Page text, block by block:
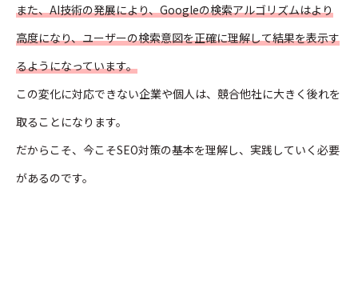
また、AI技術の発展により、Googleの検索アルゴリズムはより
高度になり、ユーザーの検索意図を正確に理解して結果を表示す
るようになっています。
この変化に対応できない企業や個人は、競合他社に大きく後れを
取ることになります。
だからこそ、今こそSEO対策の基本を理解し、実践していく必要
があるのです。